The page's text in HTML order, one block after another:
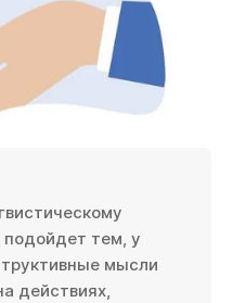
тем, у
мысли
действиях,